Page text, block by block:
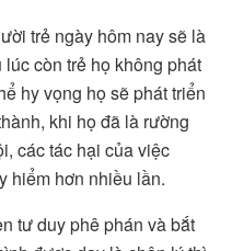
trẻ ngày hôm nay sẽ là
còn trẻ họ không phát
hy vọng họ sẽ phát triển
khi họ đã là rường
các tác hại của việc
hiểm hơn nhiều lần.
tư duy phê phán và bắt